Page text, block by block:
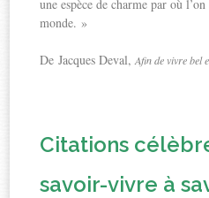
une espèce de charme par où
monde. »
De Jacques Deval,Afin de vivre bel
Citations
savoir-vivre à